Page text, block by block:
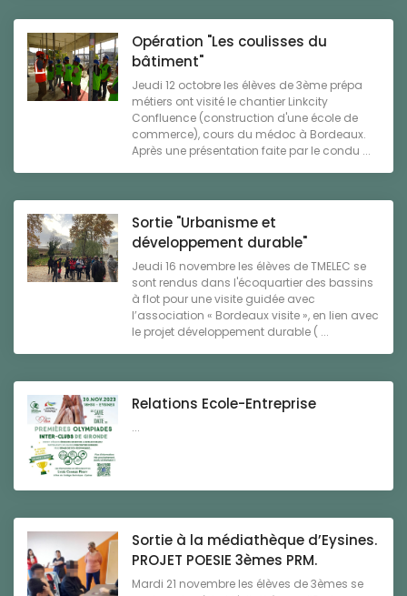
Opération "Les coulisses du
bâtiment"
Jeudi 12 octobre les élèves de 3ème prépa
métiers ont visité le chantier Linkcity
Confluence (construction d'une école de
commerce), cours du médoc à Bordeaux.
Après une présentation faite par le condu ...
Sortie "Urbanisme et
développement durable"
Jeudi 16 novembre les élèves de TMELEC se
sont rendus dans l'écoquartier des bassins
à flot pour une visite guidée avec
l’association « Bordeaux visite », en lien avec
le projet développement durable ( ...
Relations Ecole-Entreprise
...
Sortie à la médiathèque d’Eysines.
PROJET POESIE 3èmes PRM.
Mardi 21 novembre les élèves de 3èmes se